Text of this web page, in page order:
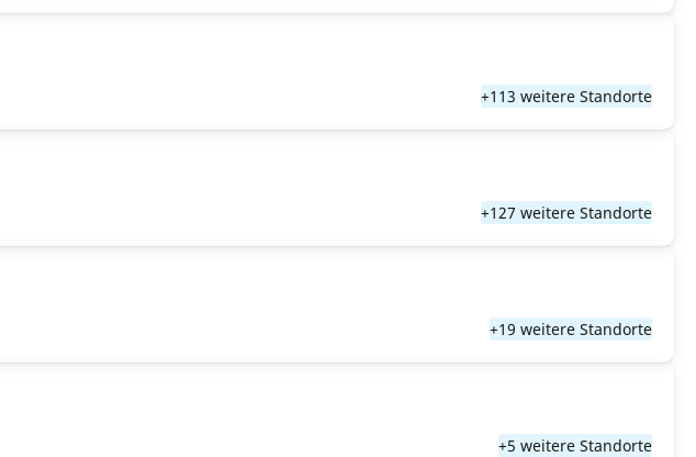
+113 weitere Standorte
+127 weitere Standorte
+19 weitere Standorte
+5 weitere Standorte